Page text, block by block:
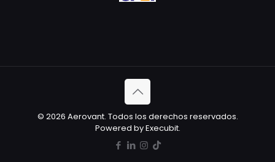
© 2026 Aerovant. Todos los derechos reservados.
Powered by Execubit.